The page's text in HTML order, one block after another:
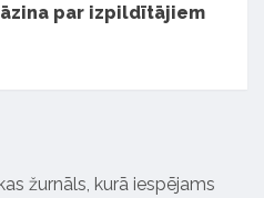
par izpildītājiem
žurnāls, kurā iespējams